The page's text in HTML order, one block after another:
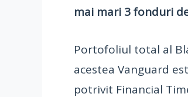
mai mari 3 fonduri
Portofoliul total al
acestea Vanguard
potrivit Financial